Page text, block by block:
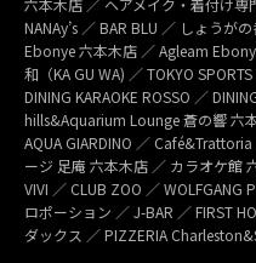
六本木店 ／ ヘアメイク・着付け専
NANAy’s ／ BAR BLU ／ しょうが
Ebonye 六本木店 ／ Agleam
和（KA GU WA) ／ TOKYO
DINING KARAOKE ROSSO ／
hills&Aquarium Lounge 蒼の響 六
AQUA GIARDINO ／
ージ 足庵 六本木店 ／ カラオケ館
VIVI ／ CLUB ZOO ／ WOLFGANG
ロポーション ／ J-BAR ／ FIRST
ダックス ／ PIZZERIA